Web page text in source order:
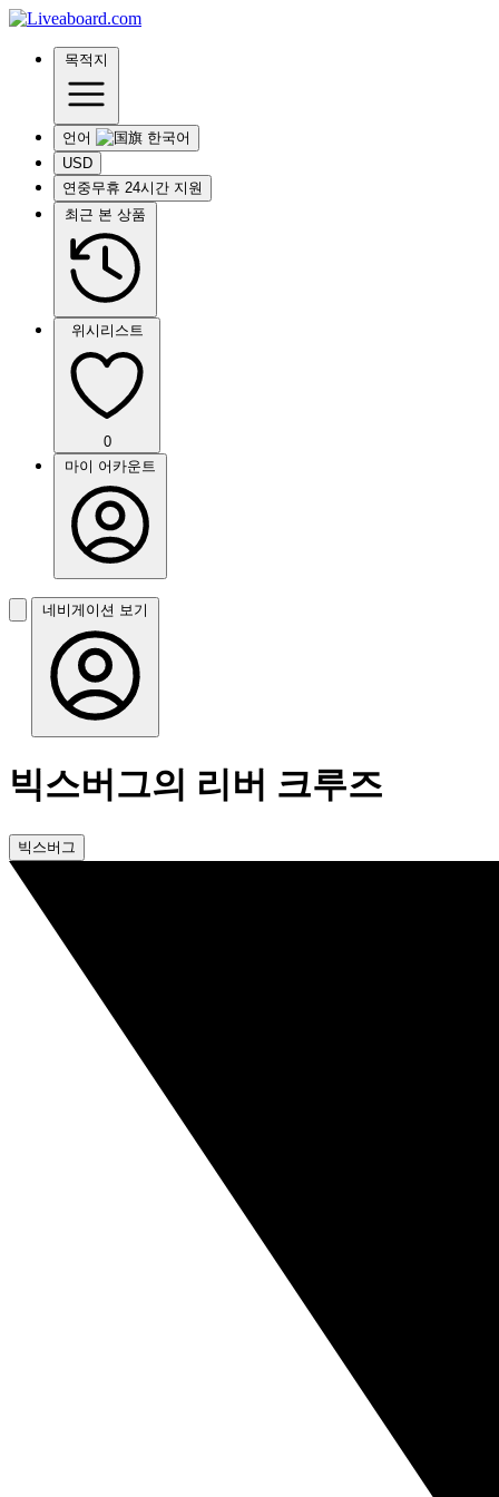
목적지
언어
USD
연중무휴 24시간 지원
최근 본 상품
위시리스트
0
마이 어카운트
네비게이션 보기
빅스버그의 리버 크루즈
빅스버그